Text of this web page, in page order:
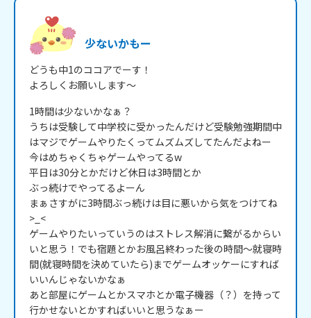
少ないかもー
どうも中1のココアでーす！
よろしくお願いします～
1時間は少ないかなぁ？
うちは受験して中学校に受かったんだけど受験勉強期間中
はマジでゲームやりたくってムズムズしてたんだよねー
今はめちゃくちゃゲームやってるw
平日は30分とかだけど休日は3時間とか
ぶっ続けでやってるよーん
まぁさすがに3時間ぶっ続けは目に悪いから気をつけてね
>_<
ゲームやりたいっていうのはストレス解消に繋がるからい
いと思う！でも宿題とかお風呂終わった後の時間～就寝時
間(就寝時間を決めていたら)までゲームオッケーにすれば
いいんじゃないかなぁ
あと部屋にゲームとかスマホとか電子機器（？）を持って
行かせないとかすればいいと思うなぁー